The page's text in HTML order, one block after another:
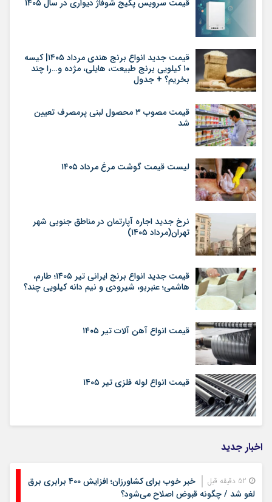
قیمت سرویس پکیج شوفاژ دیواری در سال ۱۴۰۵
قیمت جدید انواع برنج هندی مرداد ۱۴۰۵| کیسه
۱۰ کیلویی برنج طبیعت، هایلی، مژده و…را چند
بخریم؟ + جدول
قیمت مصوب ۳ محصول لبنی پرمصرف تعیین
شد
لیست قیمت گوشت مرغ مرداد ۱۴۰۵
نرخ جدید اجاره آپارتمان در مناطق جنوبی شهر
تهران(مرداد ۱۴۰۵)
قیمت جدید انواع برنج ایرانی تیر ۱۴۰۵؛ طارم،
هاشمی؛ عنبربو، شیرودی و نیم دانه کیلویی چند؟
قیمت انواع آهن آلات تیر ۱۴۰۵
قیمت انواع لوله فلزی تیر ۱۴۰۵
اخبار جدید
خبر خوب برای کشاورزان؛ افزایش ۴۰۰ برابری برق
لغو شد / چگونه قبوض اصلاح می‌شود؟